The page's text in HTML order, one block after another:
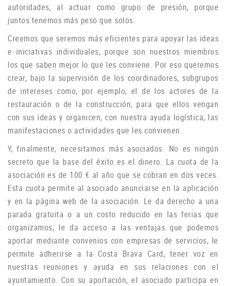
autoridades, al actuar como grupo de presión, porque
juntos tenemos más peso que solos.
Creemos que seremos más eficientes para apoyar las ideas
e iniciativas individuales, porque son nuestros miembros
los que saben mejor lo que les conviene. Por eso queremos
crear, bajo la supervisión de los coordinadores, subgrupos
de intereses como, por ejemplo, el de los actores de la
restauración o de la construcción, para que ellos vengan
con sus ideas y organicen, con nuestra ayuda logística, las
manifestaciones o actividades que les convienen.
Y, finalmente, necesitamos más asociados. No es ningún
secreto que la base del éxito es el dinero. La cuota de la
asociación es de 100 € al año que se cobran en dos veces.
Esta cuota permite al asociado anunciarse en la aplicación
y en la página web de la asociación. Le da derecho a una
parada gratuita o a un costo reducido en las ferias que
organizamos, le da acceso a las ventajas que podemos
aportar mediante convenios con empresas de servicios, le
permite adherirse a la Costa Brava Card, tener voz en
nuestras reuniones y ayuda en sus relaciones con el
ayuntamiento. Con su aportación, el asociado participa en